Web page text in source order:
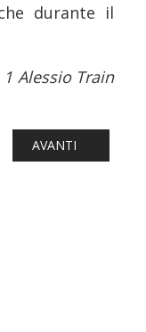
durante il
1 Alessio Train
L’ESPANSIONE
ARTICOLO
AVANTI